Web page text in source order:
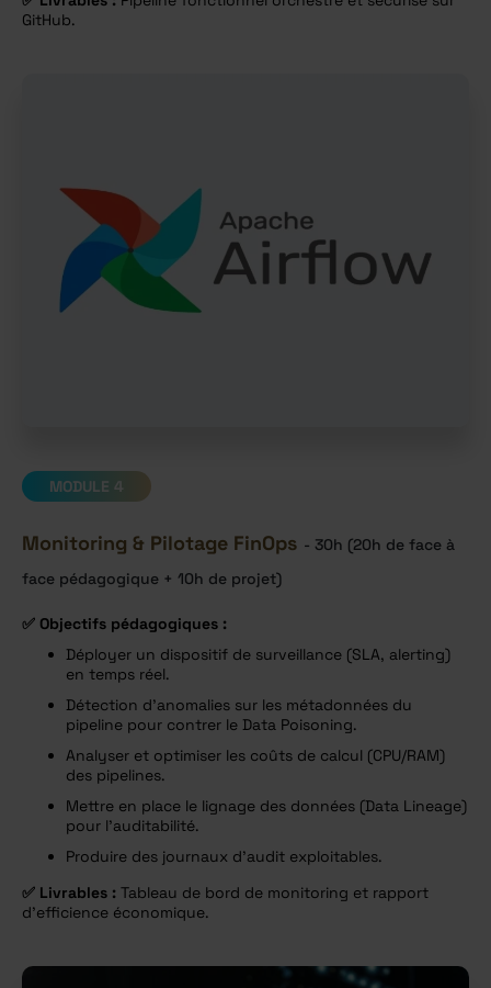
GitHub.
MODULE 4
Monitoring & Pilotage FinOps - 30h (20h de face à
face pédagogique + 10h de projet)
✅ Objectifs pédagogiques :
Déployer un dispositif de surveillance (SLA, alerting)
en temps réel.
Détection d’anomalies sur les métadonnées du
pipeline pour contrer le Data Poisoning.
Analyser et optimiser les coûts de calcul (CPU/RAM)
des pipelines.
Mettre en place le lignage des données (Data Lineage)
pour l’auditabilité.
Produire des journaux d’audit exploitables.
✅ Livrables : Tableau de bord de monitoring et rapport
d’efficience économique.